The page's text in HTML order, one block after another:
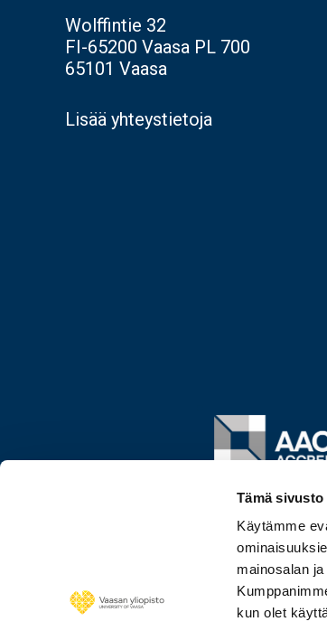
Tämä
Käytämme
mainosalan
kun olet
Wolffintie 32
FI-65200 Vaasa PL 700
65101 Vaasa
Lisää yhteystietoja
Image